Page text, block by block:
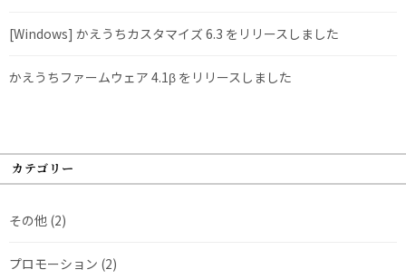
[Windows] かえうちカスタマイズ 6.3 をリリースしました
かえうちファームウェア 4.1β をリリースしました
カテゴリー
その他 (2)
プロモーション (2)